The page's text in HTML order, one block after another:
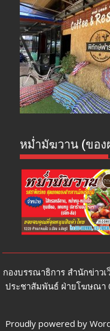
หม่ำมัฆวาน (ขอ
กองบรรณาธิการ สำนักข่าวเ
ประชาสัมพันธ์ ฝ่ายโฆษณา
Proudly powered by